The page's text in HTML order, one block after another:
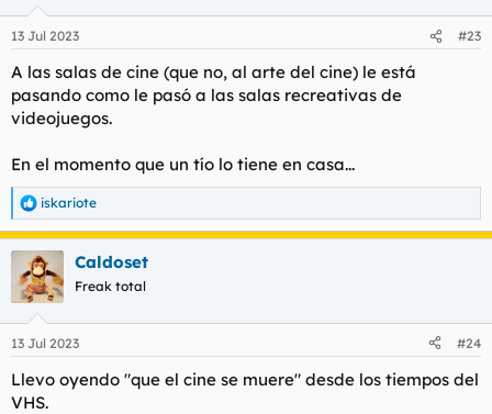
e
:
13 Jul 2023 #23
A las salas de cine (que no, al arte del cine) le está
pasando como le pasó a las salas recreativas de
videojuegos.
En el momento que un tío lo tiene en casa...
R
e
a
c
i
e
:
iskariote
Caldoset
Freak total
13 Jul 2023 #24
Llevo oyendo "que el cine se muere" desde los tiempos del
VHS.